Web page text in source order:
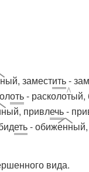
ый, заместить-
оть- расколотый,
ый, привлечь-
еть- обиженн
вида.